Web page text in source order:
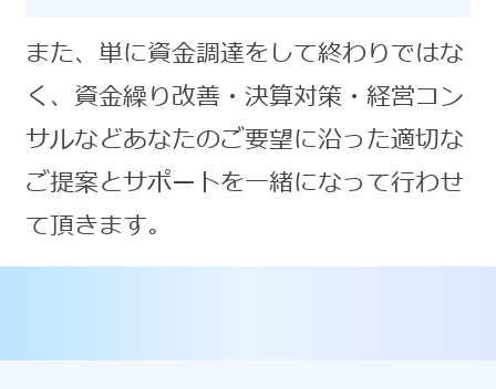
また、単に資金調達をして終わりではな
く、資金繰り改善・決算対策・経営コン
サルなどあなたのご要望に沿った適切な
ご提案とサポートを一緒になって行わせ
て頂きます。